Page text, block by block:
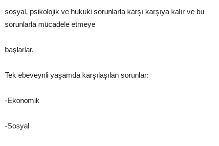
sosyal, psikolojik ve hukuki sorunlarla karşı karşıya kalır ve bu
sorunlarla mücadele etmeye
başlarlar.
Tek ebeveynli yaşamda karşılaşılan sorunlar:
-Ekonomik
-Sosyal